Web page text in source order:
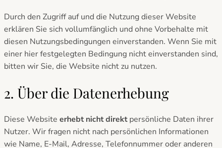
Durch den Zugriff auf und die Nutzung dieser Website
erklären Sie sich vollumfänglich und ohne Vorbehalte mit
diesen Nutzungsbedingungen einverstanden. Wenn Sie mit
einer hier festgelegten Bedingung nicht einverstanden sind,
bitten wir Sie, die Website nicht zu nutzen.
2. Über die Datenerhebung
Diese Website erhebt nicht direkt persönliche Daten ihrer
Nutzer. Wir fragen nicht nach persönlichen Informationen
wie Name, E-Mail, Adresse, Telefonnummer oder anderen